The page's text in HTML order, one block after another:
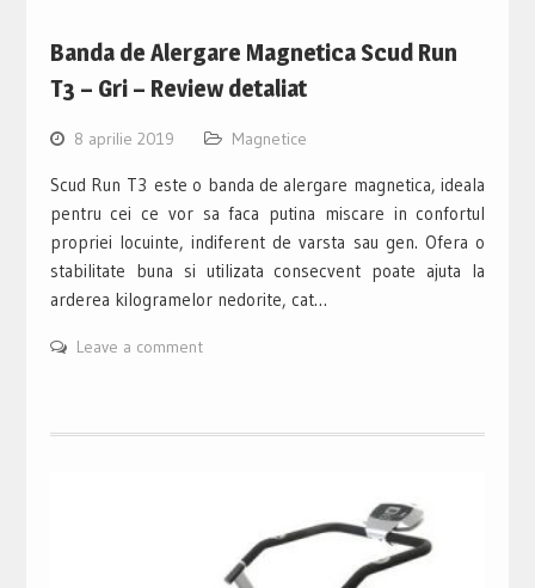
Banda de Alergare Magnetica Scud Run
T3 – Gri – Review detaliat
8 aprilie 2019 Magnetice
Scud Run T3 este o banda de alergare magnetica, ideala
pentru cei ce vor sa faca putina miscare in confortul
propriei locuinte, indiferent de varsta sau gen. Ofera o
stabilitate buna si utilizata consecvent poate ajuta la
arderea kilogramelor nedorite, cat…
Leave a comment